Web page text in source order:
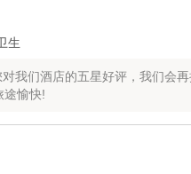
生
我们酒店的五星好评，我们会
途愉快!